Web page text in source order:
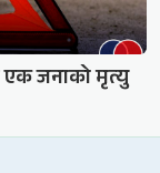
एक जनाको मृत्यु